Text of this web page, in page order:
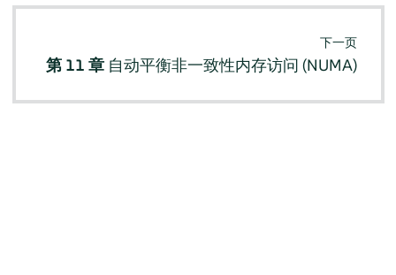
下一页
第 11 章 自动平衡非一致性内存访问 (NUMA)